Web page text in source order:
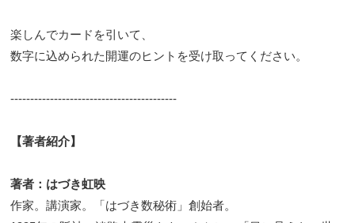
楽しんでカードを引いて、
数字に込められた開運のヒントを受け取ってください。
------------------------------------------
【著者紹介】
著者：はづき虹映
作家。講演家。「はづき数秘術」創始者。